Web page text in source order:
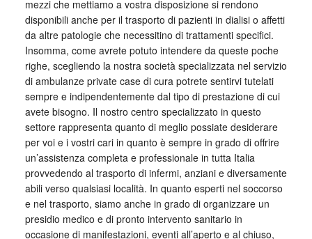
mezzi che mettiamo a vostra disposizione si rendono
disponibili anche per il trasporto di pazienti in dialisi o affetti
da altre patologie che necessitino di trattamenti specifici.
Insomma, come avrete potuto intendere da queste poche
righe, scegliendo la nostra società specializzata nel servizio
di ambulanze private case di cura potrete sentirvi tutelati
sempre e indipendentemente dal tipo di prestazione di cui
avete bisogno. Il nostro centro specializzato in questo
settore rappresenta quanto di meglio possiate desiderare
per voi e i vostri cari in quanto è sempre in grado di offrire
un’assistenza completa e professionale in tutta Italia
provvedendo al trasporto di infermi, anziani e diversamente
abili verso qualsiasi località. In quanto esperti nel soccorso
e nel trasporto, siamo anche in grado di organizzare un
presidio medico e di pronto intervento sanitario in
occasione di manifestazioni, eventi all’aperto e al chiuso,